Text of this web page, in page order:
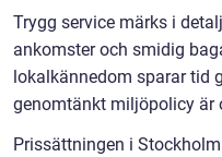
Trygg service märks i
ankomster och smidig
lokalkännedom sparar tid
genomtänkt miljöpolicy är
Prissättningen i